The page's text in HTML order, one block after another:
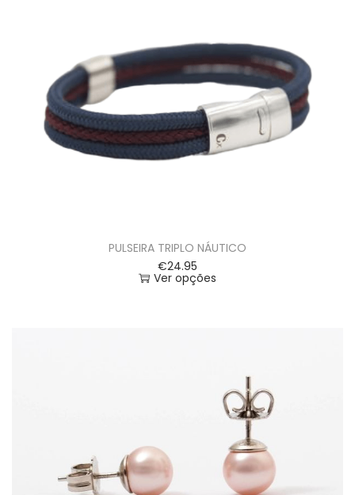
PULSEIRA TRIPLO NÁUTICO
€24.95
Ver opções